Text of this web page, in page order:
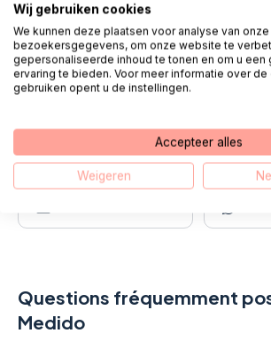
ouvrables de 08h00 à
toi.
Appel 085 - 1304 575
Nous vous appelons Chat
Questions fréquemment
Medido
Wij gebruiken cookies
We kunnen deze plaatsen voor analyse van onze
bezoekersgegevens, om onze website te
gepersonaliseerde inhoud te tonen en om u
ervaring te bieden. Voor meer informatie over
gebruiken opent u de instellingen.
Accepteer alles
Weigeren